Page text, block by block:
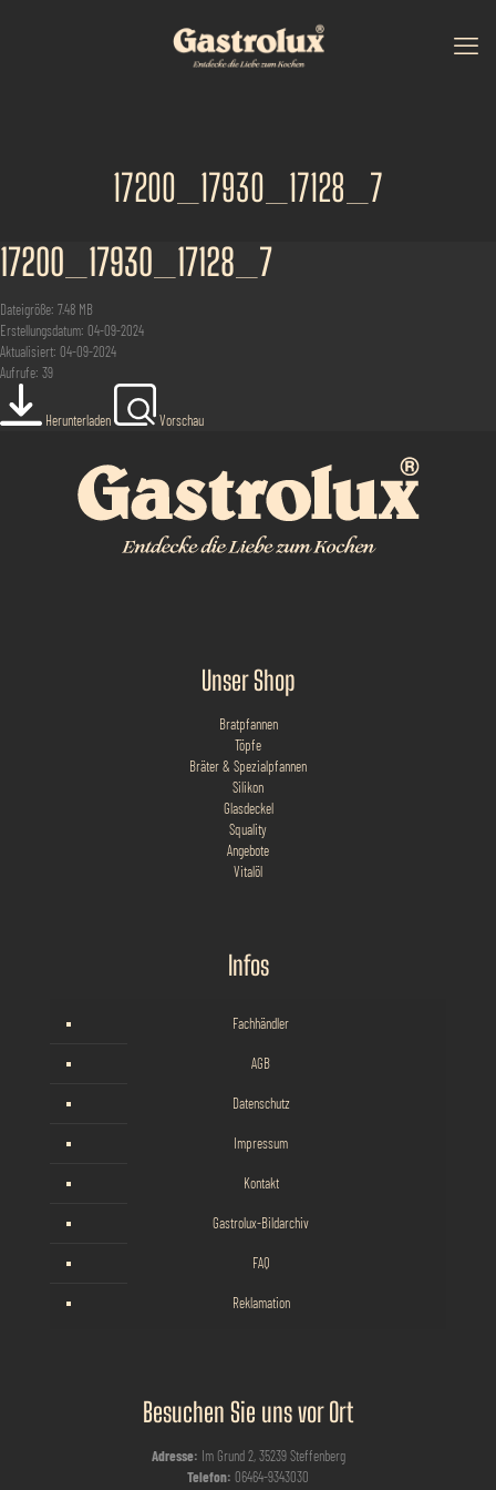
17200_17930_17128_7
17200_17930_17128_7
Dateigröße: 7.48 MB
Erstellungsdatum: 04-09-2024
Aktualisiert: 04-09-2024
Aufrufe: 39
Herunterladen Vorschau
Unser Shop
Bratpfannen
Töpfe
Bräter & Spezialpfannen
Silikon
Glasdeckel
Squality
Angebote
Vitalöl
Infos
Fachhändler
AGB
Datenschutz
Impressum
Kontakt
Gastrolux-Bildarchiv
FAQ
Reklamation
Besuchen Sie uns vor Ort
Adresse: Im Grund 2, 35239 Steffenberg
Telefon: 06464-9343030